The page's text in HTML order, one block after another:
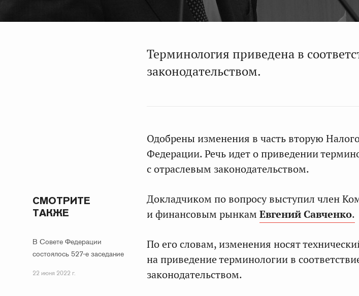
Терминология приведена в
законодательством.
Одобрены изменения в часть вторую
Федерации. Речь идет о приведении
с отраслевым законодательством.
СМОТРИТЕ
ТАКЖЕ
В Совете Федерации
состоялось 527-е заседание
22 июня 2022 г.
Докладчиком по вопросу выступил член
и финансовым рынкам Евгений Савченко.
По его словам, изменения носят
на приведение терминологии в
законодательством.